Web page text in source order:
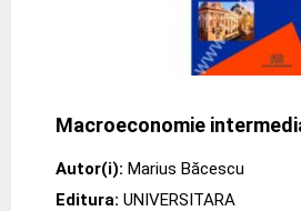
Macroeconomie
Autor(i): Marius Băcescu
Editura: UNIVERSITARA